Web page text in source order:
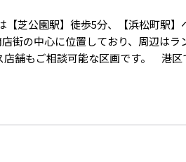
芝公園駅】徒歩5分、【浜松町駅
街の中心に位置しており、周辺は
舗もご相談可能な区画です。 港